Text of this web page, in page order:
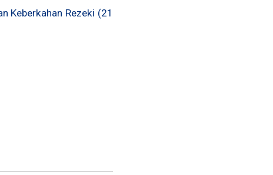
Keberkahan Rezeki (21